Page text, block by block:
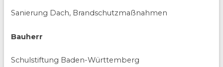
Sanierung Dach, Brandschutzmaßnahmen
Bauherr
Schulstiftung Baden-Württemberg